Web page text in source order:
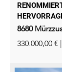
8680
330.000,00 €